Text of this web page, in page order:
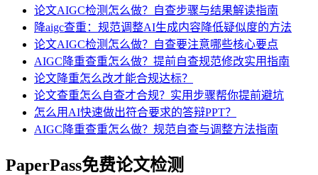
论文AIGC检测怎么做？自查步骤与结果解读指南
降aigc查重：规范调整AI生成内容降低疑似度的方法
论文AIGC检测怎么做？自查要注意哪些核心要点
AIGC降重查重怎么做？提前自查规范修改实用指南
论文降重怎么改才能合规达标？
论文查重怎么自查才合规？实用步骤帮你提前避坑
怎么用AI快速做出符合要求的答辩PPT？
AIGC降重查重怎么做？规范自查与调整方法指南
PaperPass免费论文检测